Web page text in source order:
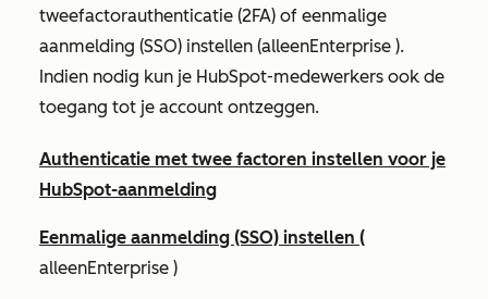
tweefactorauthenticatie (2FA) of eenmalige
aanmelding (SSO) instellen (alleenEnterprise ).
Indien nodig kun je HubSpot-medewerkers ook de
toegang tot je account ontzeggen.
Authenticatie met twee factoren instellen voor je
HubSpot-aanmelding
Eenmalige aanmelding (SSO) instellen (
alleenEnterprise )